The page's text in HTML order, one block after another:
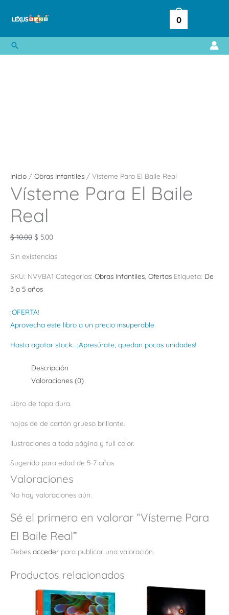
0
Buscar
Inicio / Obras Infantiles / Vísteme Para El Baile Real
Vísteme Para El Baile
Real
$10.00 $ 5.00
Sin existencias
SKU: NVVBA1 Categorías: Obras Infantiles Ofertas Etiqueta: De
3 a 5 años
¡OFERTA!
Aprovecha este libro a un precio insuperable
Hasta agotar stock... ¡Apresúrate, quedan pocas unidades!
Descripción
Valoraciones (0)
Libro de tapa dura.
hojas de de cartón grueso brillante.
Ilustraciones a toda página y full color.
Sugerido para edad de 5-7 años
Valoraciones
No hay valoraciones aún.
Sé el primero en valorar “Vísteme Para
El Baile Real”
Debes acceder para publicar una valoración.
Productos relacionados